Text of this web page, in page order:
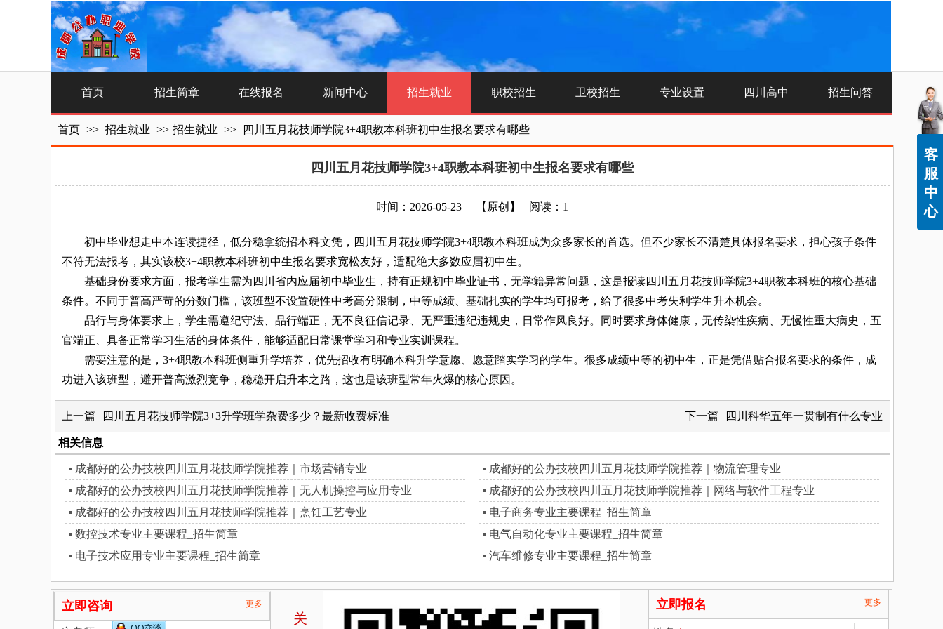
首页 招生简章 在线报名 新闻中心 招生就业 职校招生 卫校招生 专业设置 四川高中 招生问答
首页 >> 招生就业 >> 招生就业 >> 四川五月花技师学院3+4职教本科班初中生报名要求有哪些
四川五月花技师学院3+4职教本科班初中生报名要求有哪些
时间：2026-05-23 【原创】 阅读：1
初中毕业想走中本连读捷径，低分稳拿统招本科文凭，四川五月花技师学院3+4职教本科班成为众多家长的首选。但不少家长不清楚具体报名要求，担心孩子条件
不符无法报考，其实该校3+4职教本科班初中生报名要求宽松友好，适配绝大多数应届初中生。
基础身份要求方面，报考学生需为四川省内应届初中毕业生，持有正规初中毕业证书，无学籍异常问题，这是报读四川五月花技师学院3+4职教本科班的核心基础
条件。不同于普高严苛的分数门槛，该班型不设置硬性中考高分限制，中等成绩、基础扎实的学生均可报考，给了很多中考失利学生升本机会。
品行与身体要求上，学生需遵纪守法、品行端正，无不良征信记录、无严重违纪违规史，日常作风良好。同时要求身体健康，无传染性疾病、无慢性重大病史，五
官端正、具备正常学习生活的身体条件，能够适配日常课堂学习和专业实训课程。
需要注意的是，3+4职教本科班侧重升学培养，优先招收有明确本科升学意愿、愿意踏实学习的学生。很多成绩中等的初中生，正是凭借贴合报名要求的条件，成
功进入该班型，避开普高激烈竞争，稳稳开启升本之路，这也是该班型常年火爆的核心原因。
上一篇 四川五月花技师学院3+3升学班学杂费多少？最新收费标准 下一篇 四川科华五年一贯制有什么专业
相关信息
成都好的公办技校四川五月花技师学院推荐｜市场营销专业
成都好的公办技校四川五月花技师学院推荐｜物流管理专业
成都好的公办技校四川五月花技师学院推荐｜无人机操控与应用专业
成都好的公办技校四川五月花技师学院推荐｜网络与软件工程专业
成都好的公办技校四川五月花技师学院推荐｜烹饪工艺专业
电子商务专业主要课程_招生简章
数控技术专业主要课程_招生简章
电气自动化专业主要课程_招生简章
电子技术应用专业主要课程_招生简章
汽车维修专业主要课程_招生简章
立即咨询 更多 立即报名 更多
关
客
服
中
心